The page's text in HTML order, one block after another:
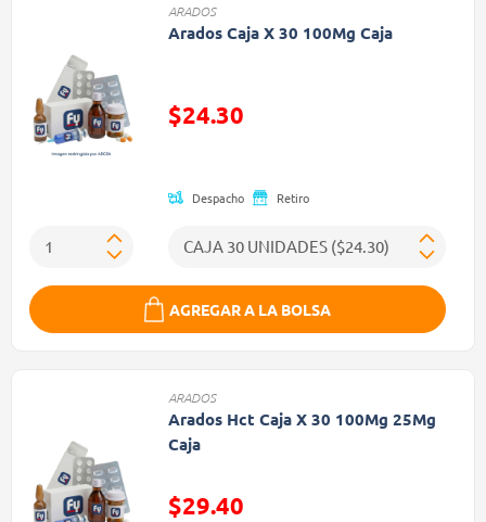
ARADOS
Arados Caja X 30 100Mg Caja
$24.30
Despacho Retiro
AGREGAR A LA BOLSA
ARADOS
Arados Hct Caja X 30 100Mg 25Mg
Caja
Precio reducido de
$29.40